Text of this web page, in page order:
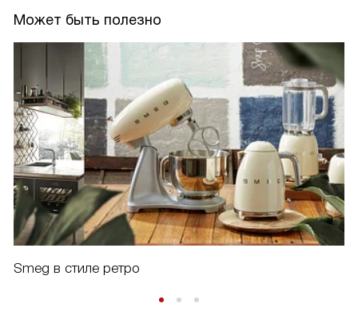
Может быть полезно
Smeg в стиле ретро